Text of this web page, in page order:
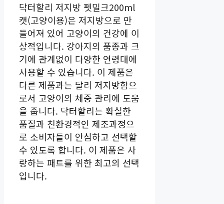
닥터할리 저지방 펫밀크200ml
캣(고양이용)은 저지방으로 만
들어져 있어 고양이의 건강에 이
상적입니다. 강아지의 품종과 크
기에 관계없이 다양한 연령대에
사용할 수 있습니다. 이 제품은
다른 제품과는 달리 저지방함으
로서 고양이의 체중 관리에 도움
을 줍니다. 닥터할리는 확실한
품질과 친환경적인 제조과정으
로 소비자들이 안심하고 선택할
수 있도록 합니다. 이 제품은 사
랑하는 패트를 위한 최고의 선택
입니다.